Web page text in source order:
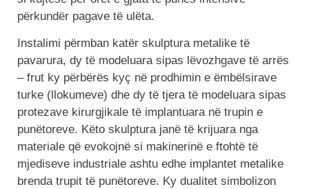
përkundër pagave të ulëta.
Instalimi përmban katër skulptura metalike të
pavarura, dy të modeluara sipas lëvozhgave të arrës
– frut ky përbërës kyç në prodhimin e ëmbëlsirave
turke (llokumeve) dhe dy të tjera të modeluara sipas
protezave kirurgjikale të implantuara në trupin e
punëtoreve. Këto skulptura janë të krijuara nga
materiale që evokojnë si makinerinë e ftohtë të
mjediseve industriale ashtu edhe implantet metalike
brenda trupit të punëtoreve. Ky dualitet simbolizon